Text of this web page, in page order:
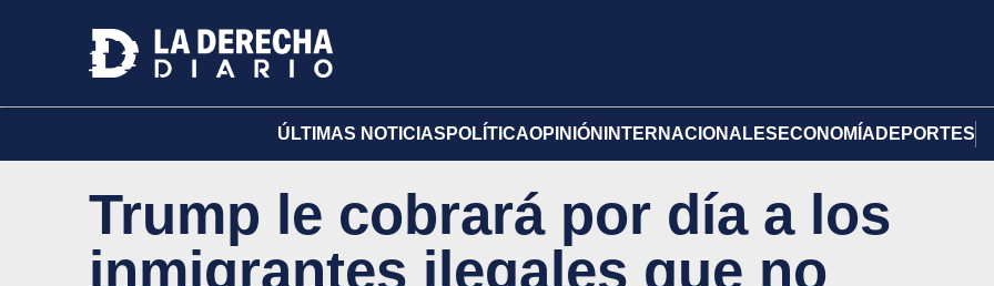
ÚLTIMAS NOTICIAS POLÍTICAOPINIÓN INTERNACIONALES ECONOMÍA DEPORTES
Trump le cobrará por día a los
inmigrantes ilegales que no